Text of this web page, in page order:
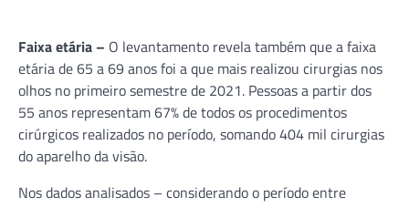
Faixa etária – O levantamento revela também que a faixa
etária de 65 a 69 anos foi a que mais realizou cirurgias nos
olhos no primeiro semestre de 2021. Pessoas a partir dos
55 anos representam 67% de todos os procedimentos
cirúrgicos realizados no período, somando 404 mil cirurgias
do aparelho da visão.
Nos dados analisados – considerando o período entre